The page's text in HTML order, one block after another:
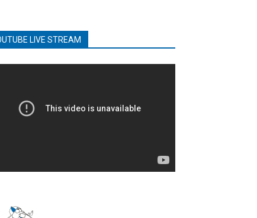
LIVE STREAM